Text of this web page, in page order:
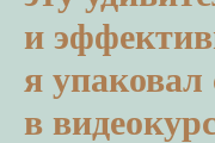
и
я
в